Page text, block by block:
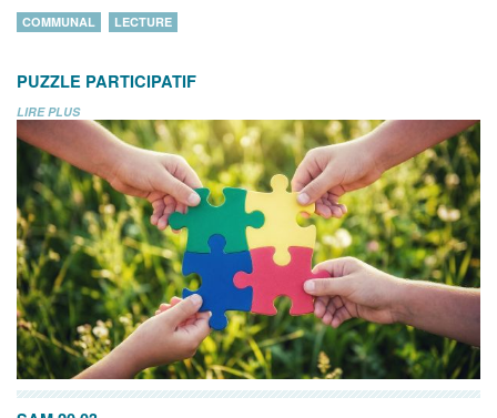
COMMUNAL LECTURE
PUZZLE PARTICIPATIF
LIRE PLUS